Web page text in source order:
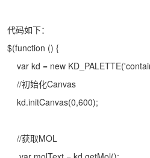
代码如下：
$(function () {
var kd = new
//初始化Canvas
kd.initCanvas(0,600);
//获取MOL